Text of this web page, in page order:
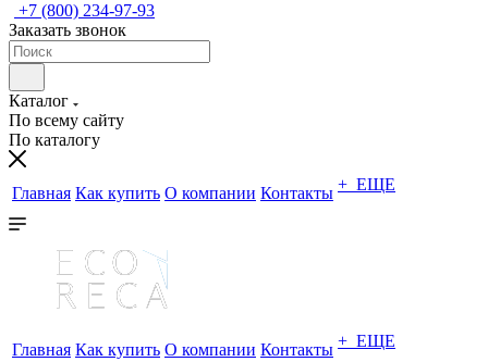
+7 (800) 234-97-93
Заказать звонок
Каталог
По всему сайту
По каталогу
Главная Как купить О компании Контакты + ЕЩЕ
Главная Как купить О компании Контакты + ЕЩЕ